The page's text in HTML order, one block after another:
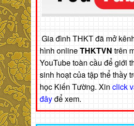
Gia đình THKT đã mở
hình onlineTHKTVN trên
YouTube toàn cầu để giới
sinh hoạt của tập thể thầy
học Kiến Tường. Xin click
đâyđể xem.